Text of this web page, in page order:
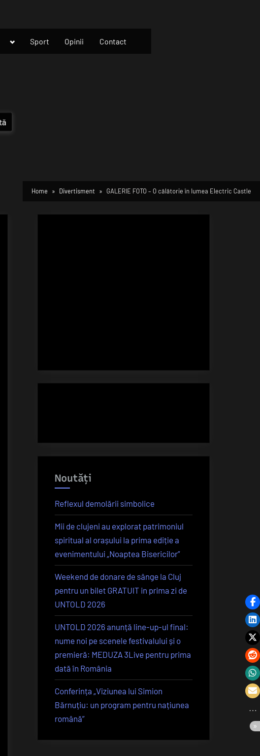
ToggleSport Opinii Contact
Home Divertisment GALERIE FOTO – O călătorie în lumea Electric Castle
Noutăți
Reflexul demolării simbolice
Mii de clujeni au explorat patrimoniul
spiritual al orașului la prima ediție a
evenimentului „Noaptea Bisericilor”
Weekend de donare de sânge la Cluj
pentru un bilet GRATUIT in prima zi de
UNTOLD 2026
UNTOLD 2026 anunță line-up-ul final:
nume noi pe scenele festivalului și o
premieră: MEDUZA 3Live pentru prima
dată în România
Conferința „Viziunea lui Simion
Bărnuțiu: un program pentru națiunea
română”